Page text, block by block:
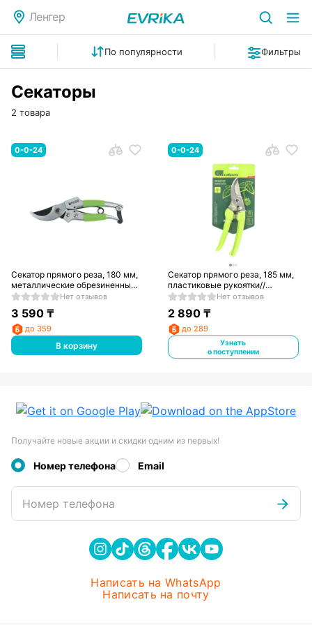
Ленгер
По популярности Фильтры
Секаторы
2 товара
0-0-24
Секатор прямого реза, 180 мм,
металлические обрезиненные
рукоятки// PalisadНет отзывов
3 590₸
до 359
В корзину
0-0-24
Секатор прямого реза, 185 мм,
пластиковые рукоятки//
Сибртех
Нет отзывов
2 890 ₸
до 289
Узнать
о поступлении
Получайте новые акции и скидки одним из первых!
Номер телефона Email
Номер телефона
Написать на WhatsApp
Написать на почту